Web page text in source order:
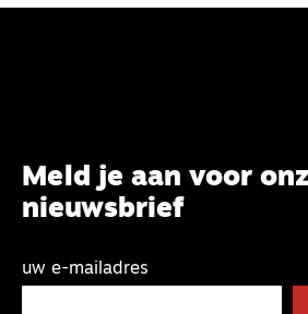
Meld je aan voor
nieuwsbrief
uw e-mailadres